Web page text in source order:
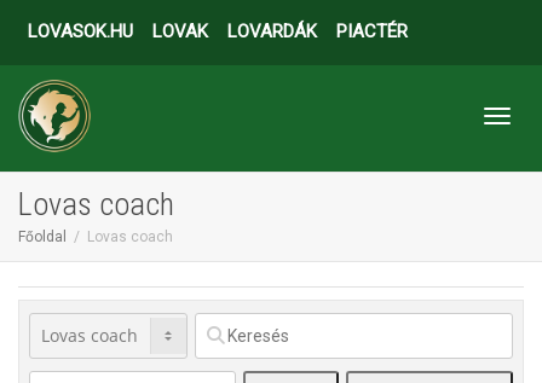
LOVASOK.HU LOVAK LOVARDÁK PIACTÉR
Lovas coach
Főoldal Lovas coach